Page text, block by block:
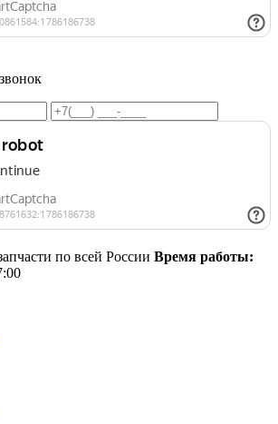
по всей России Время работы: